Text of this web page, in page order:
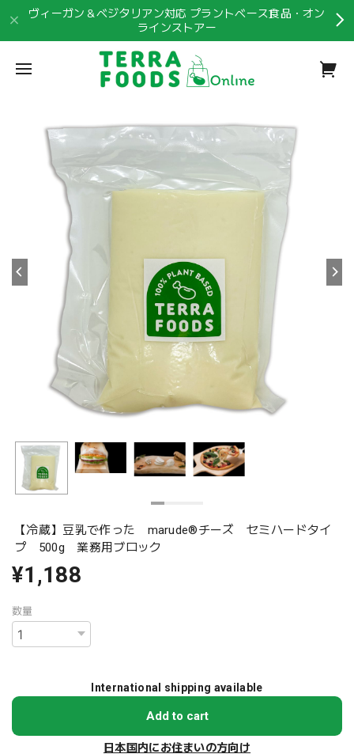
ヴィーガン＆ベジタリアン対応 プラントベース食品・オン
ラインストアー
【冷蔵】豆乳で作った marude®︎チーズ セミハードタイ
プ 500g 業務用ブロック
¥1,188
数量
International shipping available
Add to cart
日本国内にお住まいの方向け